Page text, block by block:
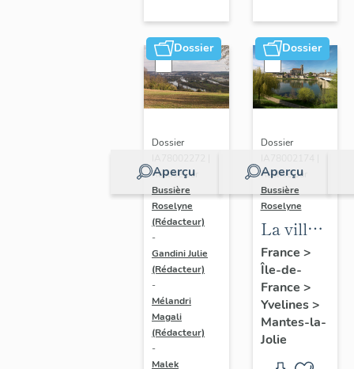
Dossier
Aperçu
Dossier
Réalisé par
Bussière
Roselyne
(Rédacteur)
-
Gandini Julie
(Rédacteur)
-
Mélandri
Magali
(Rédacteur)
-
Malek
Dossier
Aperçu
Dossier
Réalisé par
Bussière
Roselyne
La ville
de
Mantes-
la-Jolie
France >
Île-de-
France >
Yvelines>
Mantes-la-
Jolie